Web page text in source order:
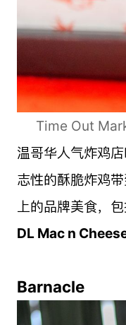
Time Out
温哥华人气炸鸡
志性的酥脆炸鸡
上的品牌美食，
DL Mac n
Barnacle